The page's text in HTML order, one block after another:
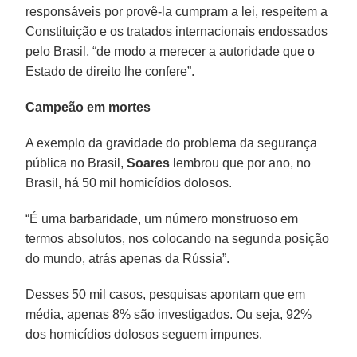
responsáveis por provê-la cumpram a lei, respeitem a
Constituição e os tratados internacionais endossados
pelo Brasil, “de modo a merecer a autoridade que o
Estado de direito lhe confere”.
Campeão em mortes
A exemplo da gravidade do problema da segurança
pública no Brasil,Soares lembrou que por ano, no
Brasil, há 50 mil homicídios dolosos.
“É uma barbaridade, um número monstruoso em
termos absolutos, nos colocando na segunda posição
do mundo, atrás apenas da Rússia”.
Desses 50 mil casos, pesquisas apontam que em
média, apenas 8% são investigados. Ou seja, 92%
dos homicídios dolosos seguem impunes.